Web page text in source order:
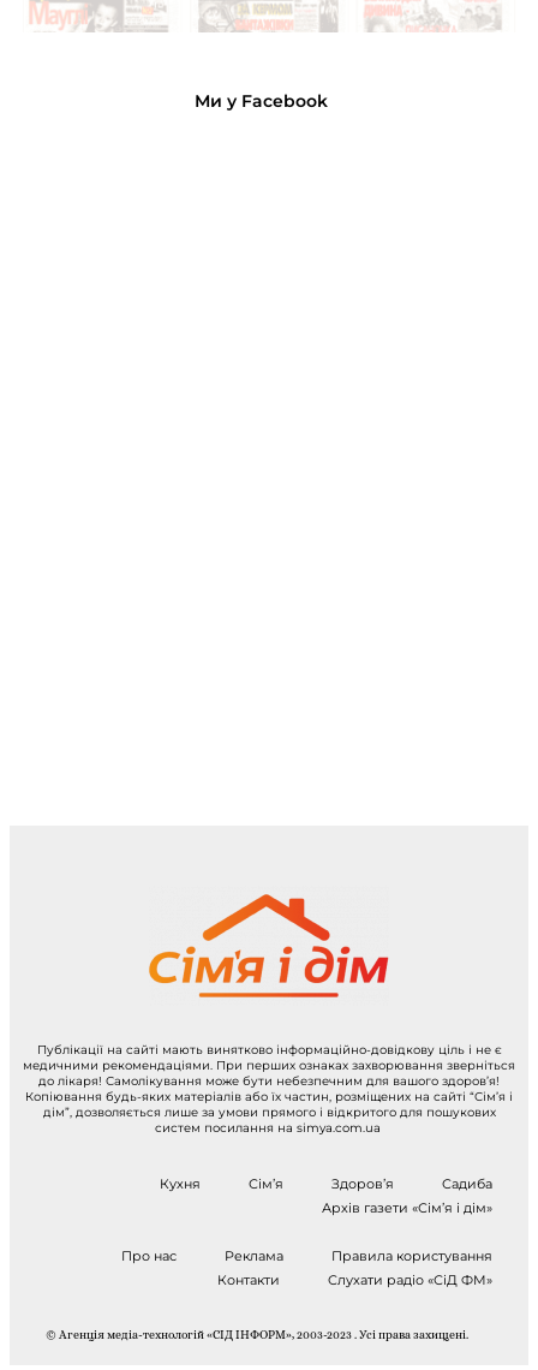
Ми у Facebook
Публікації на сайті мають винятково інформаційно-довідкову ціль і не є
медичними рекомендаціями. При перших ознаках захворювання зверніться
до лікаря! Самолікування може бути небезпечним для вашого здоров’я!
Копіювання будь-яких матеріалів або їх частин, розміщених на сайті “Сім’я і
дім”, дозволяється лише за умови прямого і відкритого для пошукових
систем посилання на simya.com.ua
Кухня Сім’я Здоров’я
Садиба
Архів газети «Сім’я і дім»
Про нас Реклама
Правила користування
Контакти
Слухати радіо «СіД ФМ»
© Агенція медіа-технологій «СІД ІНФОРМ», 2003-2023 . Усі права захищені.